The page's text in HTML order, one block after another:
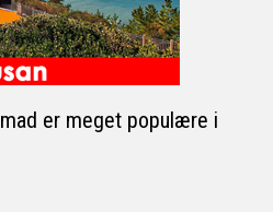
er meget populære i